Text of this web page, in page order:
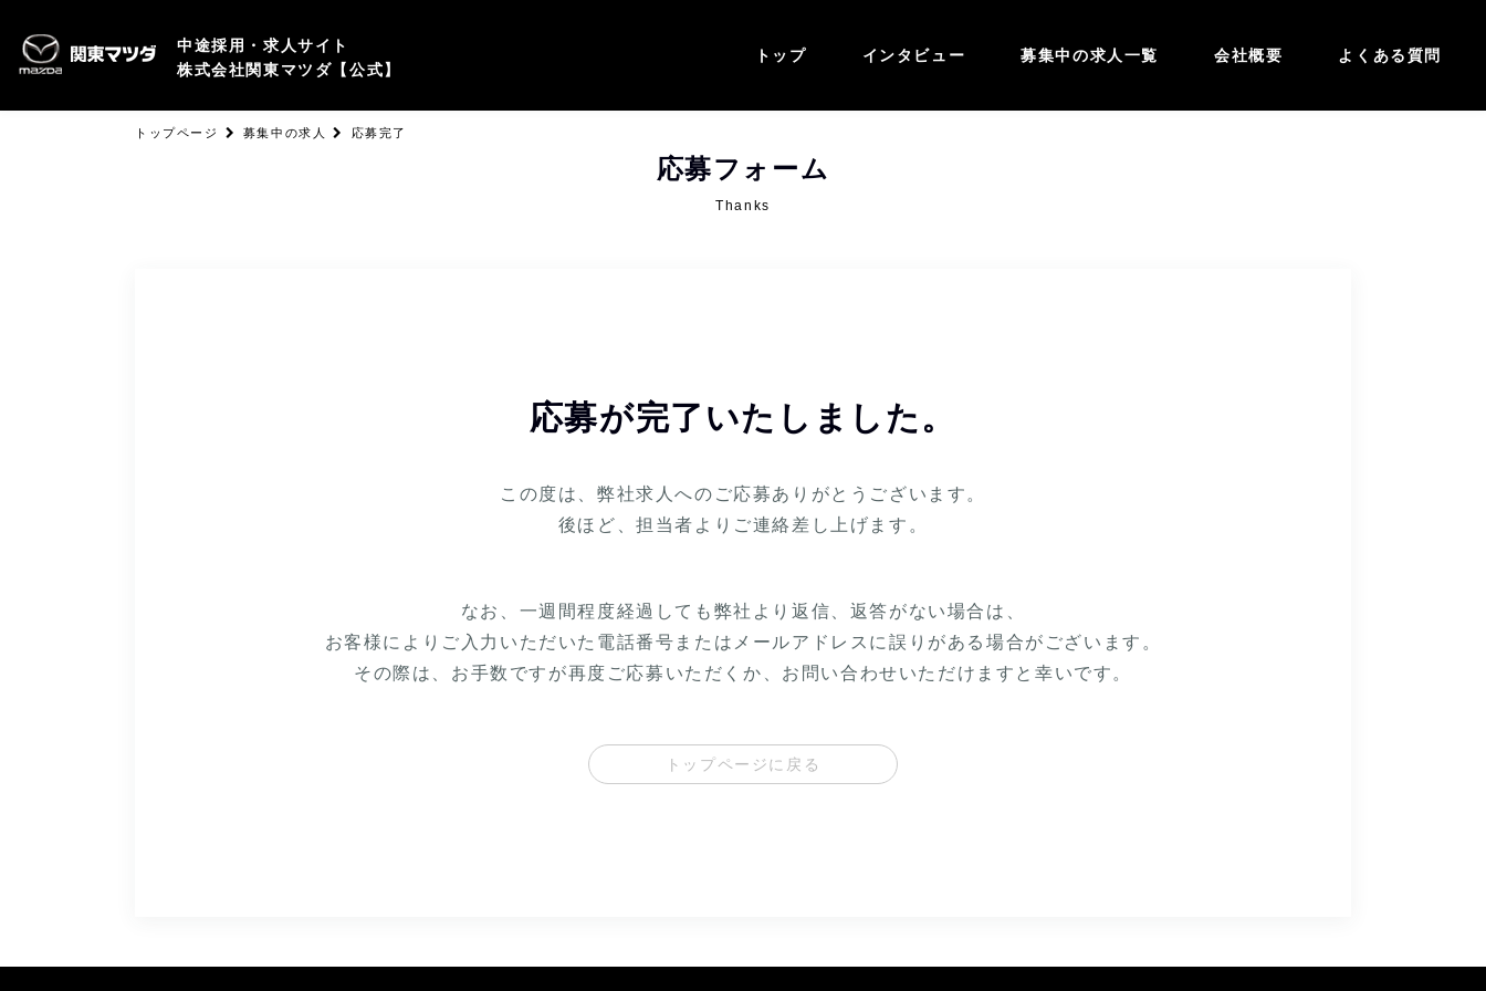
中途採用・求人サイト
株式会社関東マツダ【公式】
トップ インタビュー 募集中の求人一覧 会社概要 よくある質問
トップページ 募集中の求人 応募完了
応募フォーム
Thanks
応募が完了いたしました。
この度は、弊社求人への ご応募ありがとうございます。
後ほど、担当者より ご連絡差し上げます。
なお、一週間程度経過しても 弊社より返信、返答がない場合は、
お客様によりご入力いただいた 電話番号またはメールアドレスに 誤りがある場合がございます。
その際は、お手数ですが再度ご応募いただくか、 お問い合わせいただけますと幸いです。
トップページに戻る